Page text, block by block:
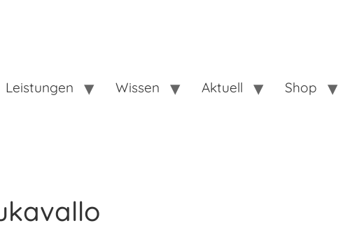
Leistungen Wissen Aktuell Shop